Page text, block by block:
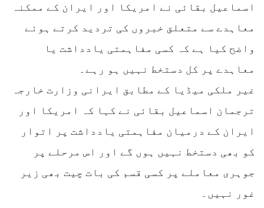
اسماعیل بقائی نے امریکا اور ایران کے ممکنہ
معاہدے سے متعلق خبروں کی تردید کرتے ہوئے
واضح کیا ہے کہ کسی مفاہمتی یادداشت یا
معاہدے پر کل دستخط نہیں ہو رہے۔
غیر ملکی میڈیا کے مطابق ایرانی وزارت خارجہ
ترجمان اسماعیل بقائی نے کہا کہ امریکا اور
ایران کے درمیان مفاہمتی یادداشت پر اتوار
کو بھی دستخط نہیں ہوں گے اور اس مرحلے پر
جوہری معاملے پر کسی قسم کی بات چیت بھی زیر
غور نہیں۔